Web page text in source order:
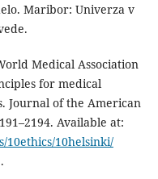
Maribor: Univerza v
Medical Association
for medical
Journal of the American
Available at:
10ethics/10helsinki/